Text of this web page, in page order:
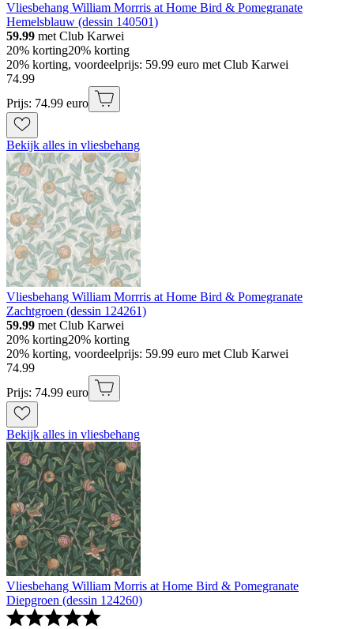
Vliesbehang William Morrris at Home Bird & Pomegranate
Hemelsblauw (dessin 140501)
59.99 met Club Karwei
20% korting20% korting
20% korting, voordeelprijs: 59.99 euro met Club Karwei
74.99
Prijs: 74.99 euro
Bekijk alles in vliesbehang
Vliesbehang William Morrris at Home Bird & Pomegranate
Zachtgroen (dessin 124261)
59.99 met Club Karwei
20% korting20% korting
20% korting, voordeelprijs: 59.99 euro met Club Karwei
74.99
Prijs: 74.99 euro
Bekijk alles in vliesbehang
Vliesbehang William Morris at Home Bird & Pomegranate
Diepgroen (dessin 124260)